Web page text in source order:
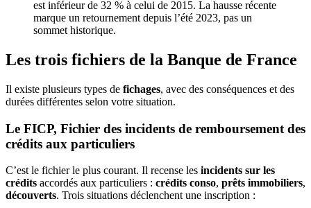
est inférieur de 32 % à celui de 2015. La hausse récente
marque un retournement depuis l’été 2023, pas un
sommet historique.
Les trois fichiers de la Banque de France
Il existe plusieurs types de fichages, avec des conséquences et des
durées différentes selon votre situation.
Le FICP, Fichier des incidents de remboursement des
crédits aux particuliers
C’est le fichier le plus courant. Il recense les incidents sur les
crédits accordés aux particuliers : crédits conso, prêts immobiliers,
découverts. Trois situations déclenchent une inscription :